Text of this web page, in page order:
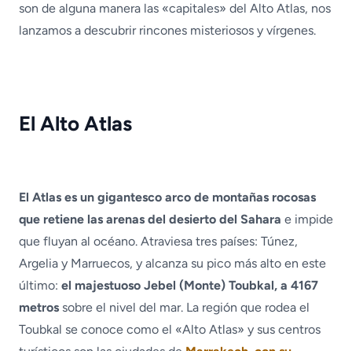
son de alguna manera las «capitales» del Alto Atlas, nos
lanzamos a descubrir rincones misteriosos y vírgenes.
El Alto Atlas
El Atlas es un gigantesco arco de montañas rocosas
que retiene las arenas del desierto del Sahara e impide
que fluyan al océano. Atraviesa tres países: Túnez,
Argelia y Marruecos, y alcanza su pico más alto en este
último: el majestuoso Jebel (Monte) Toubkal, a 4167
metros sobre el nivel del mar. La región que rodea el
Toubkal se conoce como el «Alto Atlas» y sus centros